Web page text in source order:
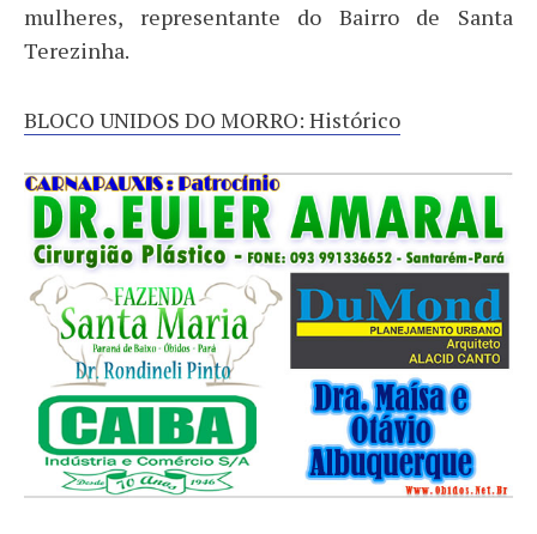
mulheres, representante do Bairro de Santa
Terezinha.
BLOCO UNIDOS DO MORRO: Histórico